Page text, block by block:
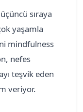
sıraya
yaşamla
mindfulness
nefes
teşvik eden
veriyor.